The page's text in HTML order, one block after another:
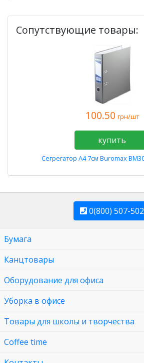
Сопутствующие товары:
100.50 грн/шт
купить
Сегрегатор А4 7см Buromax
0(800) 507-502
Бумага
Канцтовары
Оборудование для офиса
Уборка в офисе
Товары для школы и творчества
Coffee time